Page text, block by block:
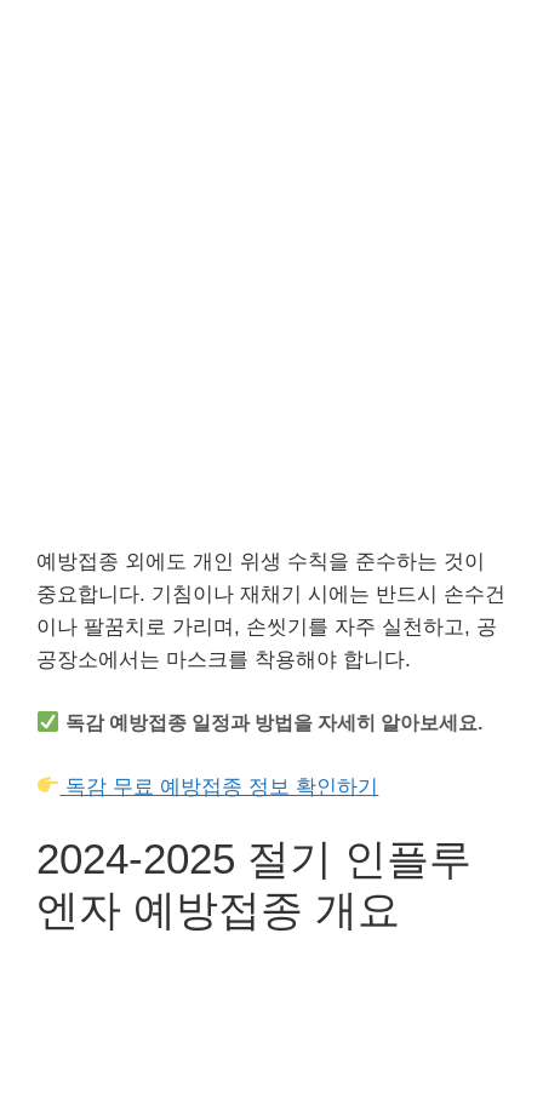
예방접종 외에도 개인 위생 수칙을 준수하는 것이
중요합니다. 기침이나 재채기 시에는 반드시 손수건
이나 팔꿈치로 가리며, 손씻기를 자주 실천하고, 공
공장소에서는 마스크를 착용해야 합니다.
독감 예방접종 일정과 방법을 자세히 알아보세요.
독감 무료 예방접종 정보 확인하기
2024-2025 절기 인플루
엔자 예방접종 개요